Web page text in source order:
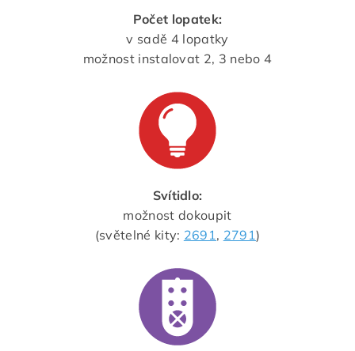
Počet lopatek:
v sadě 4 lopatky
možnost instalovat 2, 3 nebo 4
Svítidlo:
možnost dokoupit
(světelné kity: 2691, 2791)